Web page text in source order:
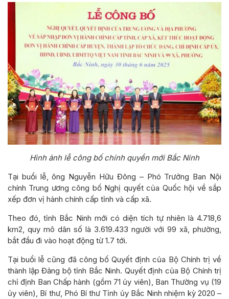
Hình ảnh lễ công bố chính quyền mới Bắc Ninh
Tại buổi lễ, ông Nguyễn Hữu Đông – Phó Trưởng Ban Nội
chính Trung ương công bố Nghị quyết của Quốc hội về sắp
xếp đơn vị hành chính cấp tỉnh và cấp xã.
Theo đó, tỉnh Bắc Ninh mới có diện tích tự nhiên là 4.718,6
km2, quy mô dân số là 3.619.433 người với 99 xã, phường,
bắt đầu đi vào hoạt động từ 1.7 tới.
Tại buổi lễ cũng đã công bố Quyết định của Bộ Chính trị về
thành lập Đảng bộ tỉnh Bắc Ninh. Quyết định của Bộ Chính trị
chỉ định Ban Chấp hành (gồm 71 ủy viên), Ban Thường vụ (19
ủy viên), Bí thư, Phó Bí thư Tỉnh ủy Bắc Ninh nhiệm kỳ 2020 –